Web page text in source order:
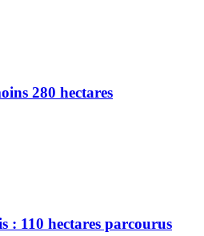
280 hectares
: 110 hectares parcourus